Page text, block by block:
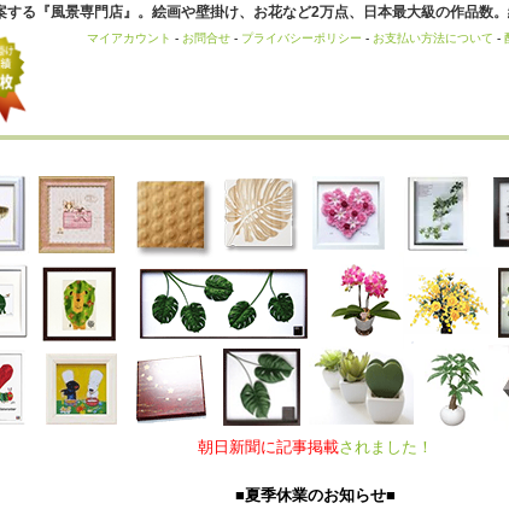
る『風景専門店』。絵画や壁掛け、お花など2万点、日本最大級の作品数
マイアカウント - お問合せ - プライバシーポリシー - お支払い方法について -
朝日新聞に記事掲載されました！
■夏季休業のお知らせ■